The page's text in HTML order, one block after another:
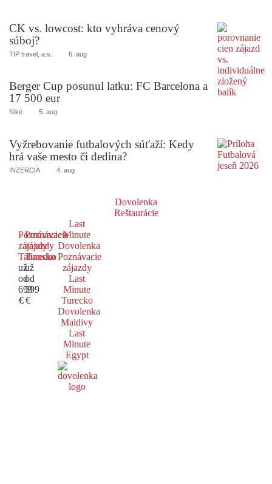
CK vs. lowcost: kto vyhráva cenový
súboj?
TIP travel, a.s. 6. aug
Berger Cup posunul latku: FC Barcelona a
17 500 eur
Niké 5. aug
Vyžrebovanie futbalových súťaží: Kedy
hrá vaše mesto či dedina?
INZERCIA 4. aug
Dovolenka
Reštaurácie
Poznávacie
zájazdy
Taliansko
už
od
699
€
Poznávacie
zájazdy
Turecko
už
od
599
€
Last
Minute
Dovolenka
Poznávacie
zájazdy
Last
Minute
Turecko
Dovolenka
Maldivy
Last
Minute
Egypt